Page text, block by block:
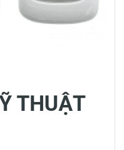
THUẬT